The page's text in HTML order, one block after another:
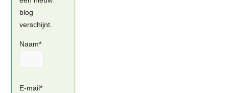
blog
verschijnt.
Naam*
E-mail*